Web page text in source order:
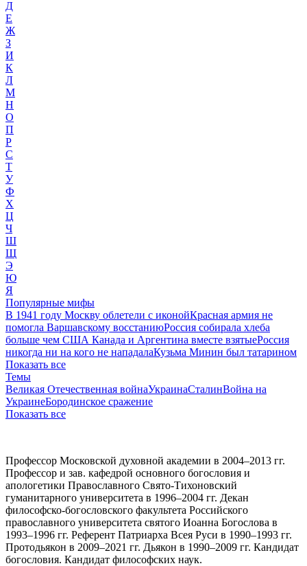
Д
Е
Ж
З
И
К
Л
М
Н
О
П
Р
С
Т
У
Ф
Х
Ц
Ч
Ш
Щ
Э
Ю
Я
Популярные мифы
В 1941 году Москву облетели с иконойКрасная армия не
помогла Варшавскому восстаниюРоссия собирала хлеба
больше чем США Канада и Аргентина вместе взятыеРоссия
никогда ни на кого не нападалаКузьма Минин был татарином
Показать все
Темы
Великая Отечественная войнаУкраинаСталинВойна на
УкраинеБородинское сражение
Показать все
Профессор Московской духовной академии в 2004–2013 гг.
Профессор и зав. кафедрой основного богословия и
апологетики Православного Свято-Тихоновский
гуманитарного университета в 1996–2004 гг. Декан
философско-богословского факультета Российского
православного университета святого Иоанна Богослова в
1993–1996 гг. Референт Патриарха Всея Руси в 1990–1993 гг.
Протодьякон в 2009–2021 гг. Дьякон в 1990–2009 гг. Кандидат
богословия. Кандидат философских наук.